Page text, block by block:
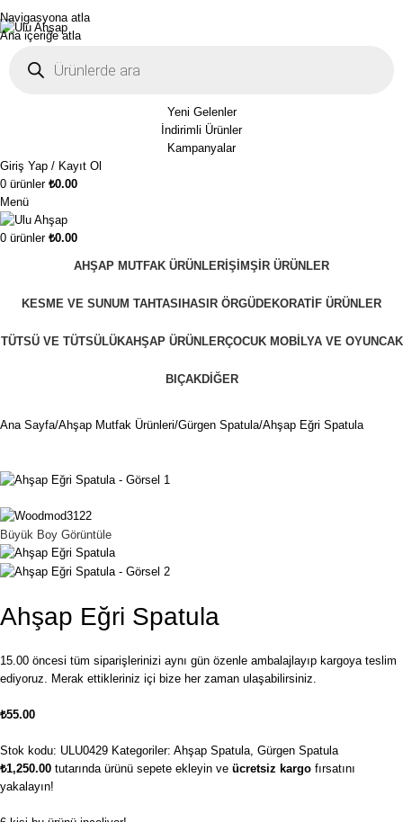
Navigasyona atla
Ana içeriğe atla
Yeni Gelenler
İndirimli Ürünler
Kampanyalar
Giriş Yap / Kayıt Ol
0 ürünler ₺0.00
Menü
0 ürünler ₺0.00
AHŞAP MUTFAK ÜRÜNLERI ŞIMŞIR ÜRÜNLER
KESME VE SUNUM TAHTASI HASIR ÖRGÜDEKORATIF ÜRÜNLER
TÜTSÜ VE TÜTSÜLÜKAHŞAP ÜRÜNLERÇOCUK MOBILYA VE OYUNCAK
BIÇAKDIĞER
Ana Sayfa Ahşap Mutfak Ürünleri Gürgen Spatula Ahşap Eğri Spatula
Büyük Boy Görüntüle
Ahşap Eğri Spatula
15.00 öncesi tüm siparişlerinizi aynı gün özenle ambalajlayıp kargoya teslim
ediyoruz. Merak ettikleriniz içi bize her zaman ulaşabilirsiniz.
₺55.00
Stok kodu: ULU0429 Kategoriler: Ahşap Spatula Gürgen Spatula
₺1,250.00 tutarında ürünü sepete ekleyin ve ücretsiz kargo fırsatını
yakalayın!